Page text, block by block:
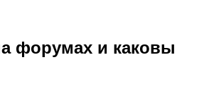
форумах и каковы